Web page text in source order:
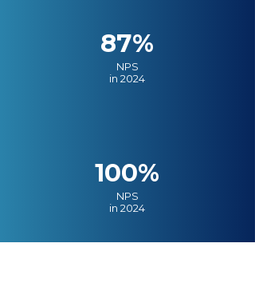
87%
NPS
in 2024
100%
NPS
in 2024